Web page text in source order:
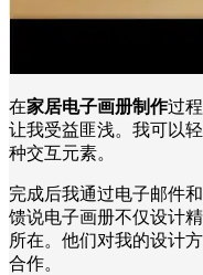
在家居电子画册制作过
让我受益匪浅。我可以
种交互元素。
完成后我通过电子邮件
馈说电子画册不仅设计
所在。他们对我的设计
合作。